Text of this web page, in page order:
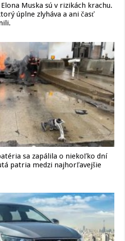
Muska sú v rizikách krachu.
úplne zlyháva a ani časť
sa zapálila o niekoľko dní
patria medzi najhorľavejšie